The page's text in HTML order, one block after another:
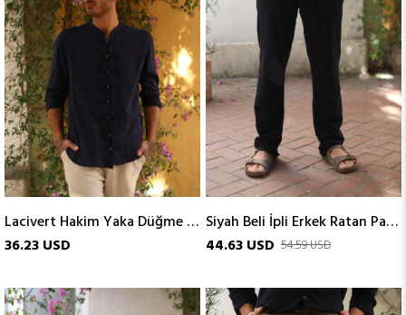
Lacivert Hakim Yaka Düğme Detaylı Erkek Gömlek
36.23 USD
Siyah Beli İpli Erkek Ratan Pantolon
44.63 USD 54.59 USD